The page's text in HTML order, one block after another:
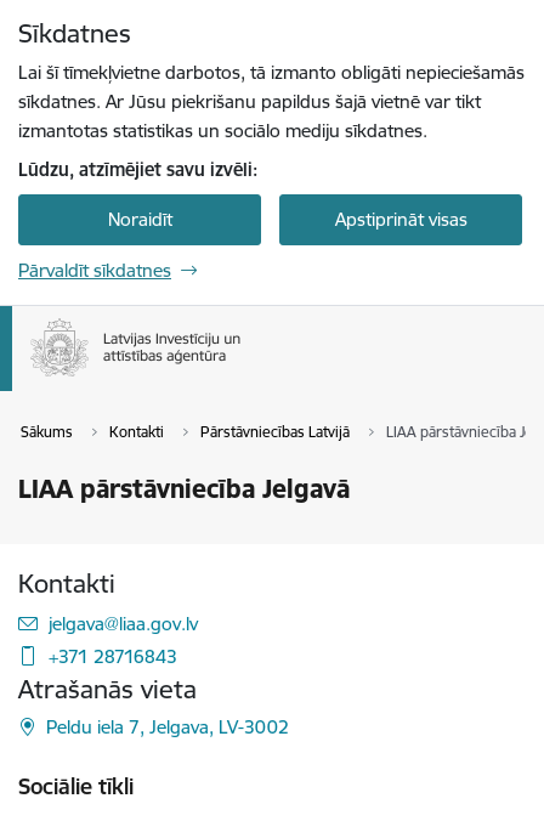
Sīkdatnes
Lai šī tīmekļvietne darbotos, tā izmanto obligāti nepieciešamās
sīkdatnes. Ar Jūsu piekrišanu papildus šajā vietnē var tikt
izmantotas statistikas un sociālo mediju sīkdatnes.
Lūdzu, atzīmējiet savu izvēli:
Noraidīt Apstiprināt visas
Pārvaldīt sīkdatnes
Sākums Kontakti Pārstāvniecības Latvijā LIAA pārstāvniecība
LIAA pārstāvniecība Jelgavā
Kontakti
E-pasts:
jelgava@liaa.gov.lv
+371 28716843
Atrašanās vieta
Peldu iela 7, Jelgava, LV-3002
Sociālie tīkli